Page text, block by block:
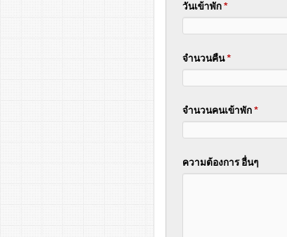
วันเข้าพัก*
จำนวนคืน*
จำนวนคนเข้าพัก*
ความต้องการ อื่นๆ